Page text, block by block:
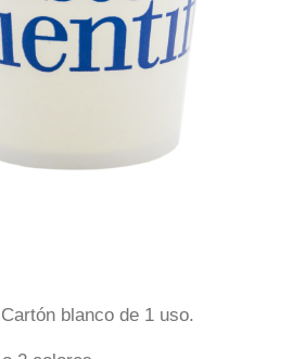
blanco de 1 uso.